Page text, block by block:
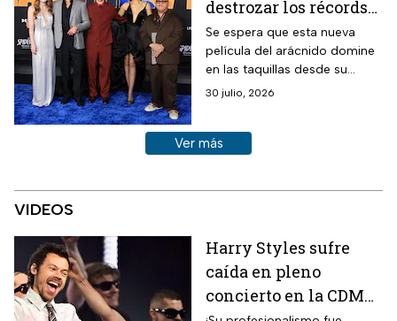
destrozar los récords
en taquilla del
universo del Hombre
Araña
Se espera que esta nueva
película del arácnido domine
en las taquillas desde su
primer fin de semana
30 julio, 2026
Ver más historias sobre este tema
Ver más
VIDEOS
Harry Styles sufre
caída en pleno
concierto en la CDMX